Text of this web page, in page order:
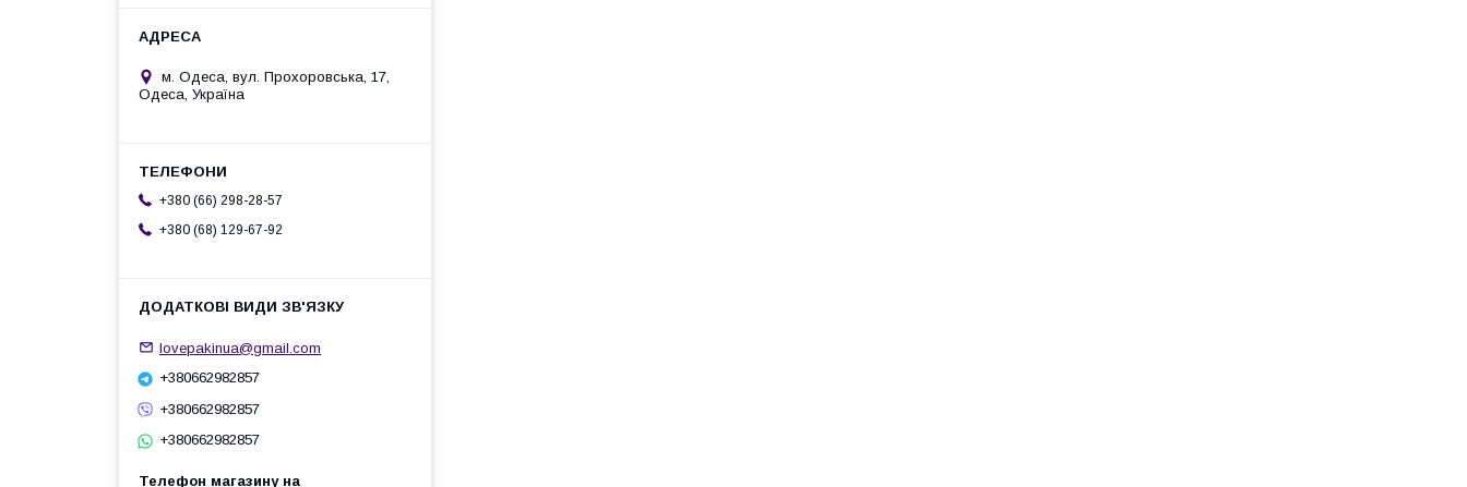
м. Одеса, вул. Прохоровська, 17,
Одеса, Україна
+380 (66) 298-28-57
+380 (68) 129-67-92
lovepakinua@gmail.com
+380662982857
+380662982857
+380662982857
Телефон магазину на